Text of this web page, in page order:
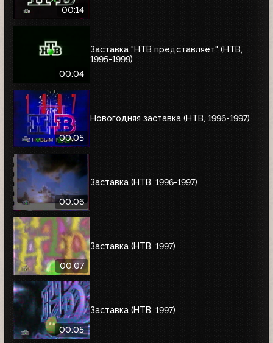
00:14
00:04
Заставка "НТВ представляет" (НТВ,
1995-1999)
00:05
Новогодняя заставка (НТВ, 1996-1997)
00:06
Заставка (НТВ, 1996-1997)
00:07
Заставка (НТВ, 1997)
00:05
Заставка (НТВ, 1997)